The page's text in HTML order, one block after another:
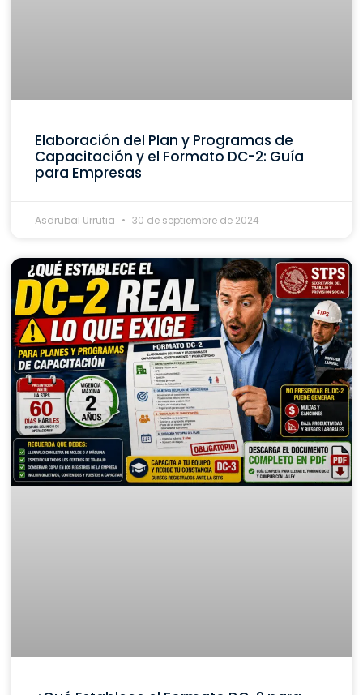
Elaboración del Plan y Programas de
Capacitación y el Formato DC-2: Guía
para Empresas
Asdrubal Urrutia 30 de septiembre de 2024